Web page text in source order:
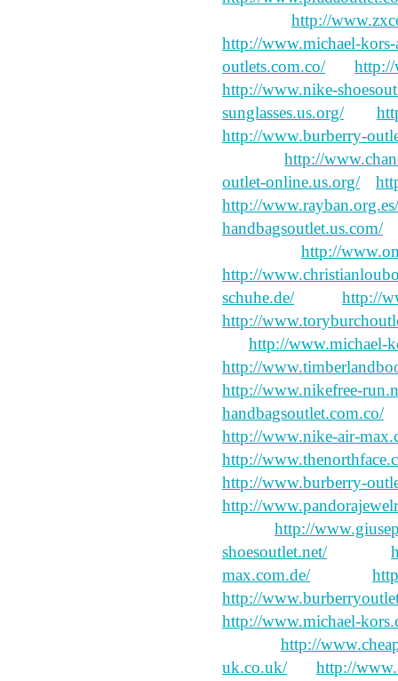
http://
http://www.michael-kors-
outlets.com.co/ah, http://
http://www.nike-
sunglasses.us.org/Liu
http://www.burberry-
http://
outlet-online.us.org/a
http://www.rayban.org.es/
handbagsoutlet.us.com/
http://
http://
schuhe.de/line, I http://
http://
http://www.michael-
http://
http://www.nikefree-
handbagsoutlet.com.co/
http://www.nike-air-
http://
http://www.burberry-
http://
http://
shoesoutlet.net/director,
max.com.de/nothing
http://
http://www.michael-
http://
uk.co.uk/the http://